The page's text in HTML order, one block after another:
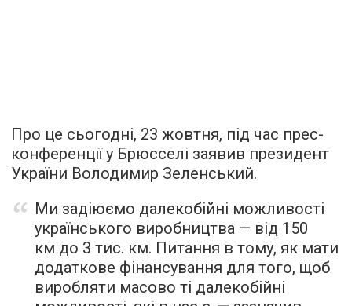
Про це сьогодні, 23 жовтня, під час прес-
конференції у Брюсселі заявив президент
України Володимир Зеленський.
Ми задіюємо далекобійні можливості
українського виробництва — від 150
км до 3 тис. км. Питання в тому, як мати
додаткове фінансування для того, щоб
виробляти масово ті далекобійні